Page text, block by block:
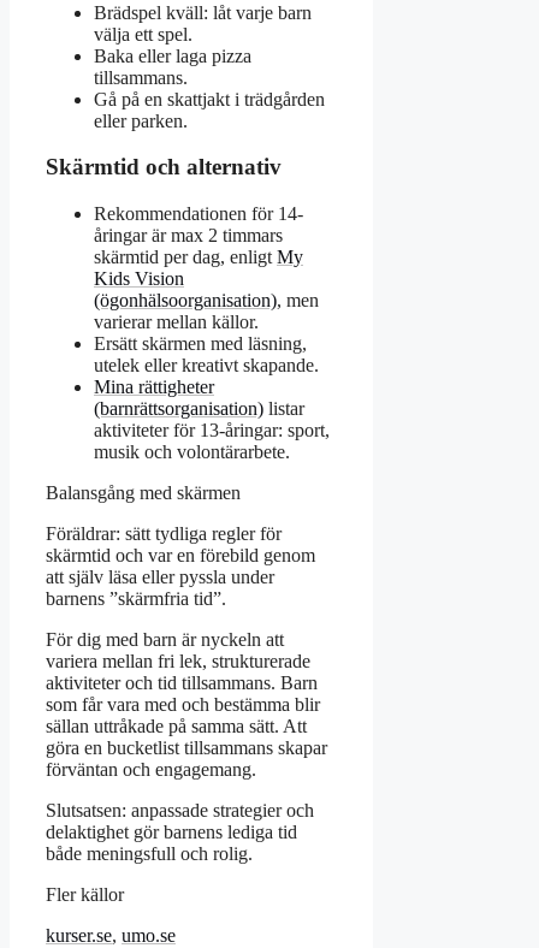
Brädspel kväll: låt varje barn
välja ett spel.
Baka eller laga pizza
tillsammans.
Gå på en skattjakt i trädgården
eller parken.
Skärmtid och alternativ
Rekommendationen för 14-
åringar är max 2 timmars
skärmtid per dag, enligt My
Kids Vision
(ögonhälsoorganisation), men
varierar mellan källor.
Ersätt skärmen med läsning,
utelek eller kreativt skapande.
Mina rättigheter
(barnrättsorganisation) listar
aktiviteter för 13-åringar: sport,
musik och volontärarbete.
Balansgång med skärmen
Föräldrar: sätt tydliga regler för
skärmtid och var en förebild genom
att själv läsa eller pyssla under
barnens ”skärmfria tid”.
För dig med barn är nyckeln att
variera mellan fri lek, strukturerade
aktiviteter och tid tillsammans. Barn
som får vara med och bestämma blir
sällan uttråkade på samma sätt. Att
göra en bucketlist tillsammans skapar
förväntan och engagemang.
Slutsatsen: anpassade strategier och
delaktighet gör barnens lediga tid
både meningsfull och rolig.
Fler källor
kurser.se, umo.se